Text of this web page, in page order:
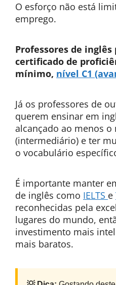
O esforço não está
emprego.
Professores de
certificado de
mínimo, nível C1
Já os professores de
querem ensinar em
alcançado ao menos o
(intermediário) e ter
o vocabulário
É importante manter
de inglês como IELTS e
reconhecidas pela
lugares do mundo,
investimento mais
mais baratos.